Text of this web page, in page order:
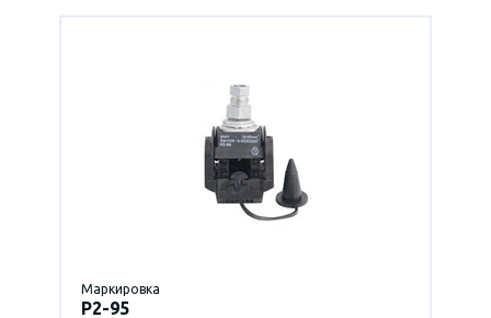
Маркировка
P2-95